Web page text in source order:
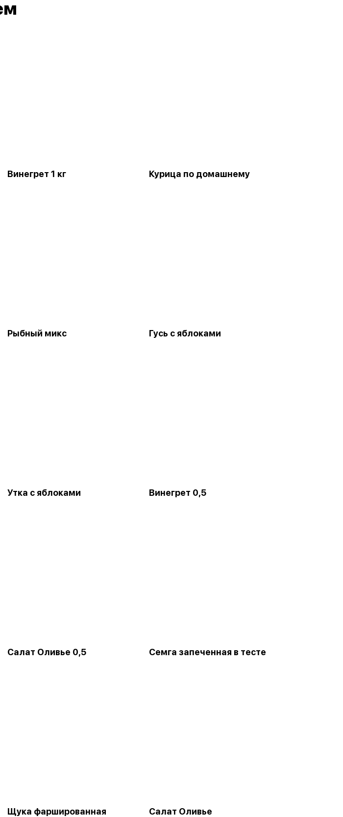
Винегрет 1 кг Курица по домашнему
Рыбный микс Гусь с яблоками
Утка с яблоками Винегрет 0,5
Салат Оливье 0,5 Семга запеченная в тесте
Щука фаршированная
Салат Оливье